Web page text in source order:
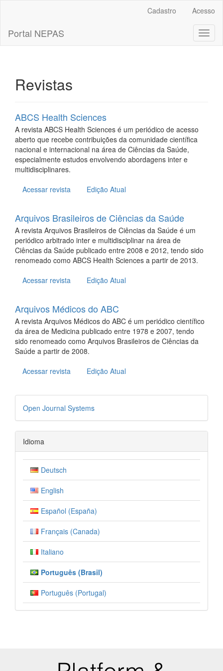
principal
Barra
Cadastro Acesso
Portal NEPAS
Revistas
ABCS Health Sciences
A revista ABCS Health Sciences é um periódico de acesso
aberto que recebe contribuições da comunidade científica
nacional e internacional na área de Ciências da Saúde,
especialmente estudos envolvendo abordagens inter e
multidisciplinares.
Acessar revista
Edição Atual
Arquivos Brasileiros de Ciências da Saúde
A revista Arquivos Brasileiros de Ciências da Saúde é um
periódico arbitrado inter e multidisciplinar na área de
Ciências da Saúde publicado entre 2008 e 2012, tendo sido
renomeado como ABCS Health Sciences a partir de 2013.
Acessar revista
Edição Atual
Arquivos Médicos do ABC
A revista Arquivos Médicos do ABC é um periódico científico
da área de Medicina publicado entre 1978 e 2007, tendo
sido renomeado como Arquivos Brasileiros de Ciências da
Saúde a partir de 2008.
Acessar revista
Edição Atual
Desenvolvido
por
Open Journal Systems
Idioma
Deutsch
English
Español (España)
Français (Canada)
Italiano
Português (Brasil)
Português (Portugal)